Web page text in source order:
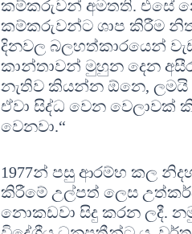
කම්කරුවන් අමතති. එසේ
කම්කරුවන්ට ශාප කිරීම
දිනවල බලහත්කාරයෙන්
කාන්තාවන් මුහුන දෙන
නැතිව කියන්න ඕනෙ, ලමයි
ඒවා සිද්ධ වෙන වෙලාවක්
වෙනවා.“
1977න් පසු ආරම්භ කල
කිරීමේ උල්පත් ලෙස
නොකඩවා සිදු කරන ලදී.